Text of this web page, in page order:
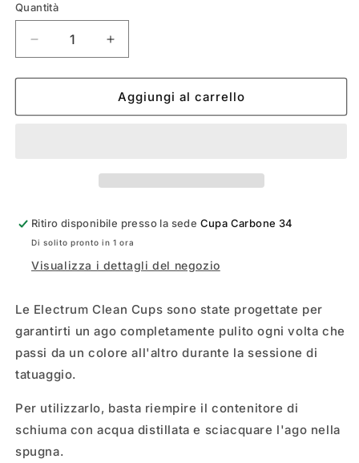
Quantità
Diminuisci
quantità
per
CLEAN
Aumenta
quantità
per
ELECTRUM
CLEAN
Aggiungi al carrello
Ritiro disponibile presso la sede Cupa Carbone 34
Di solito pronto in 1 ora
Visualizza i dettagli del negozio
Le Electrum Clean Cups sono state progettate per
garantirti un ago completamente pulito ogni volta che
passi da un colore all'altro durante la sessione di
tatuaggio.
Per utilizzarlo, basta riempire il contenitore di
schiuma con acqua distillata e sciacquare l'ago nella
spugna.